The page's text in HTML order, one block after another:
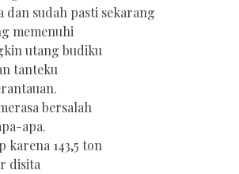
dan sudah pasti sekarang
memenuhi
utang budiku
tanteku
bersalah
apa.
karena 143,5 ton
disita